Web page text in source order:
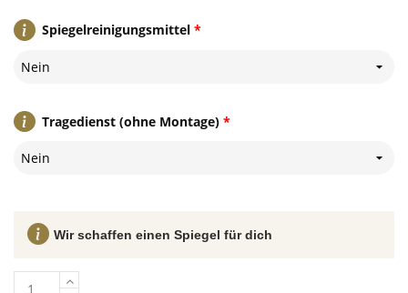
*
Spiegelreinigungsmittel
Nein
*
Tragedienst (ohne Montage)
Nein
Wir schaffen einen Spiegel für dich